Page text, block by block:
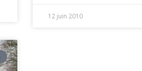
12 juin 2010